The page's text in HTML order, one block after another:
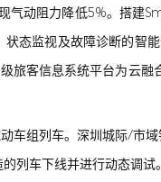
气动阻力降低5%。搭建
态监视及故障诊断的
旅客信息系统平台为云
组列车。深圳城际/市
列车下线并进行动态调试。